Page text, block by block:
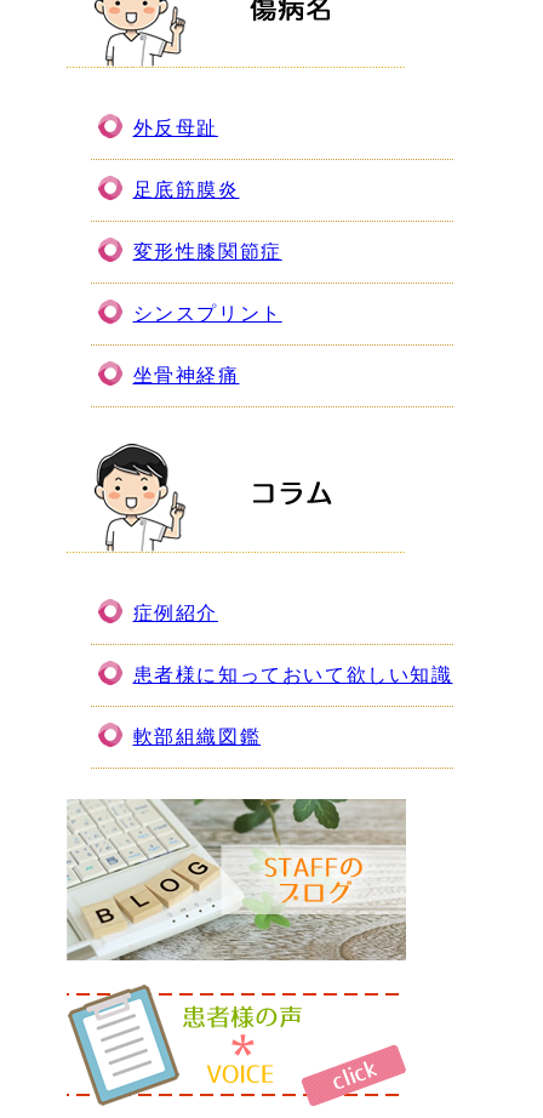
外反母趾
足底筋膜炎
変形性膝関節症
シンスプリント
坐骨神経痛
症例紹介
患者様に知っておいて欲しい知識
軟部組織図鑑